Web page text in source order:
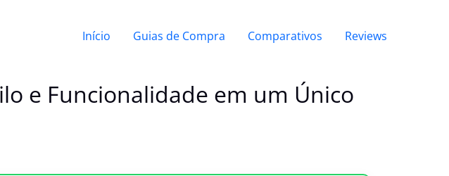
Início Guias de Compra Comparativos Reviews
e Funcionalidade em um Único